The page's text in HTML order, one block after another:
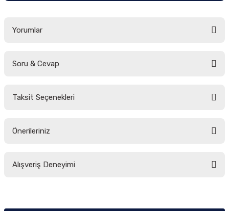
Yorumlar
Soru & Cevap
Taksit Seçenekleri
Önerileriniz
yetersiz gördüğünüz noktaları öneri formunu kullanarak tarafımıza
Alışveriş Deneyimi
Sitemize ilk yorumu siz yapın!